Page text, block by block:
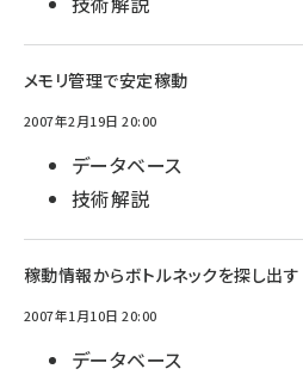
メモリ管理で安定稼動
2007年2月19日 20:00
データベース
技術解説
稼動情報からボトルネックを探し出す
2007年1月10日 20:00
データベース